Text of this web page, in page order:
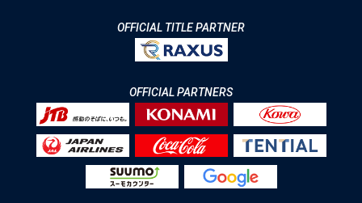
OFFICIAL TITLE PARTNER
OFFICIAL PARTNERS